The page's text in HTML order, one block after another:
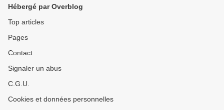
Hébergé par Overblog
Top articles
Pages
Contact
Signaler un abus
C.G.U.
Cookies et données personnelles